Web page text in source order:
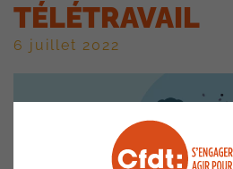
TÉLÉTRAVAIL
6 juillet 2022